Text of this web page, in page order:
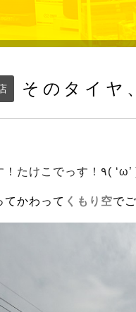
そのタイヤ
てかわって くもり空で